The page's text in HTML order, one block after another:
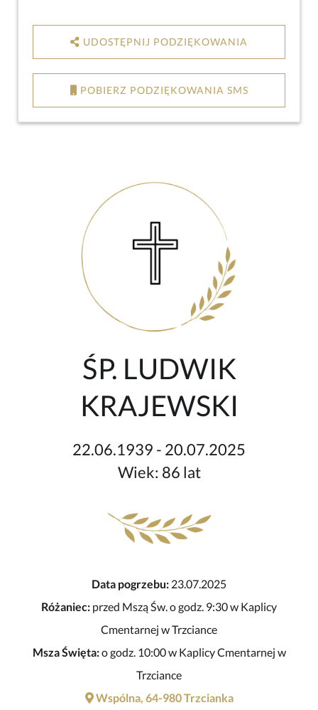
UDOSTĘPNIJ PODZIĘKOWANIA
POBIERZ PODZIĘKOWANIA SMS
ŚP. LUDWIK
KRAJEWSKI
22.06.1939 - 20.07.2025
Wiek: 86 lat
Data pogrzebu: 23.07.2025
Różaniec: przed Mszą Św. o godz. 9:30 w Kaplicy
Cmentarnej w Trzciance
Msza Święta:o godz. 10:00 w Kaplicy Cmentarnej w
Trzciance
Wspólna, 64-980 Trzcianka